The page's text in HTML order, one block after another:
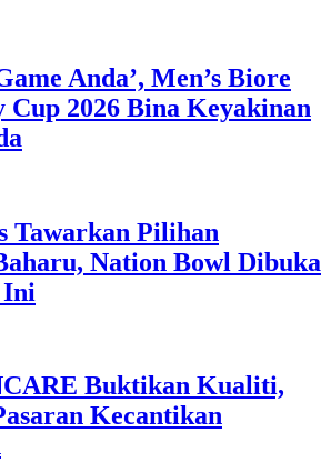
Anda’, Men’s Biore
Cup 2026 Bina Keyakinan
Tawarkan Pilihan
Nation Bowl Dibuka
Ini
Buktikan Kualiti,
Kecantikan